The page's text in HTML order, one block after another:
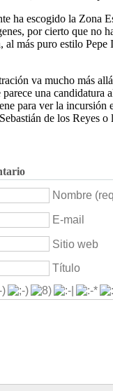
ha escogido la Zona
por cierto que no
al más puro estilo
va mucho más
una candidatura
para ver la
de los Reyes o
Nombre
E-mail
Sitio web
Título